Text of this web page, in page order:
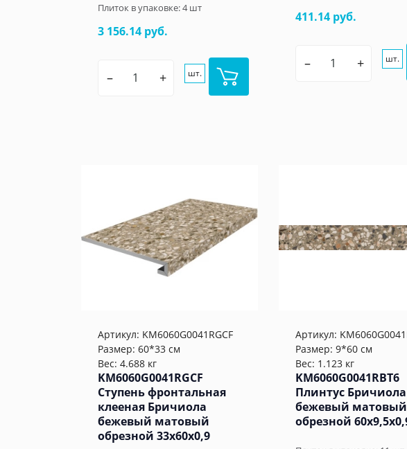
Плиток в упаковке:4шт
3 156.14 руб.
– + шт.
411.14 руб.
– + шт.
Артикул: KM6060G0041RGCF
Размер: 60*33 см
Вес: 4.688 кг
KM6060G0041RGCF
Ступень фронтальная
клееная Бричиола
бежевый матовый
обрезной 33x60x0,9
Артикул:
Размер: 9*60 см
Вес: 1.123 кг
KM6060G0041RBT6
Плинтус Бричиола
бежевый матовый
обрезной